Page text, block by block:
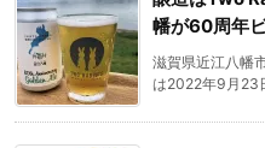
幡が60周年
滋賀県近江八幡
は2022年9月23